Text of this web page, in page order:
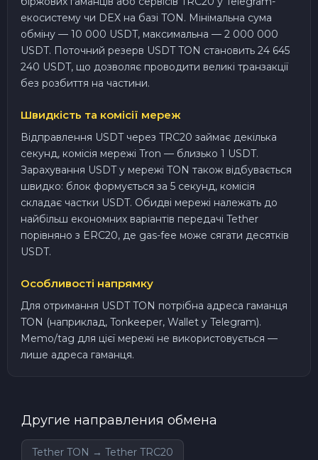
екосистему чи DEX на базі TON. Мінімальна сума
обміну — 10 000 USDT, максимальна — 2 000 000
USDT. Поточний резерв USDT TON становить 24 645
240 USDT, що дозволяє проводити великі транзакції
без розбиття на частини.
Швидкість та комісії мереж
Відправлення USDT через TRC20 займає декілька
секунд, комісія мережі Tron — близько 1 USDT.
Зарахування USDT у мережі TON також відбувається
швидко: блок формується за 5 секунд, комісія
складає частки USDT. Обидві мережі належать до
найбільш економних варіантів передачі Tether
порівняно з ERC20, де gas-fee може сягати десятків
USDT.
Особливості напрямку
Для отримання USDT TON потрібна адреса гаманця
TON (наприклад, Tonkeeper, Wallet у Telegram).
Memo/tag для цієї мережі не використовується —
лише адреса гаманця.
Другие направления обмена
Tether TON → Tether TRC20